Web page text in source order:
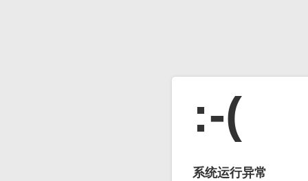
:-(
系统运行异常